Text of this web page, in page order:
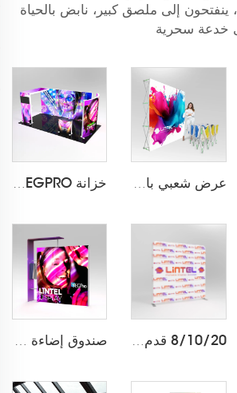
إلى ملصق كبير، نابض بالحياة
خدعة سحرية
عرض شعبي بالقماش مع لاصق (LT-09L2-A) خزانة SEGPRO وشاشة تلفزيونية 3*6 معرض
8/10/20 قدم * 8 قدم خلفية شكل وسادة LT-24Q1 صندوق إضاءة تجاري SEGPRO